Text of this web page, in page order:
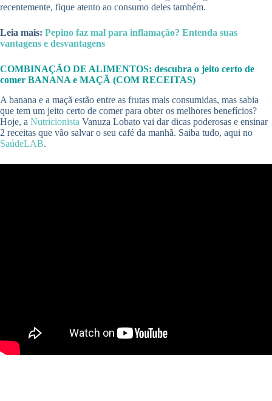
recentemente, fique atento ao consumo deles também.
Leia mais: Pepino faz mal para inflamação? Entenda suas
vantagens e desvantagens
COMBINAÇÃO DE ALIMENTOS: descubra o jeito certo de
comer BANANA e MAÇÃ (COM RECEITAS)
A banana e a maçã estão entre as frutas mais consumidas, mas sabia
que tem um jeito certo de comer para obter os melhores benefícios?
Hoje, a Nutricionista Vanuza Lobato vai dar dicas poderosas e ensinar
2 receitas que vão salvar o seu café da manhã. Saiba tudo, aqui no
SaúdeLAB.